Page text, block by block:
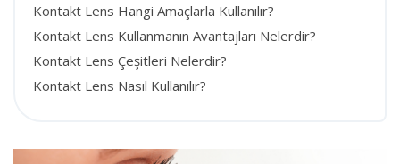
Kontakt Lens Hangi Amaçlarla Kullanılır?
Kontakt Lens Kullanmanın Avantajları Nelerdir?
Kontakt Lens Çeşitleri Nelerdir?
Kontakt Lens Nasıl Kullanılır?